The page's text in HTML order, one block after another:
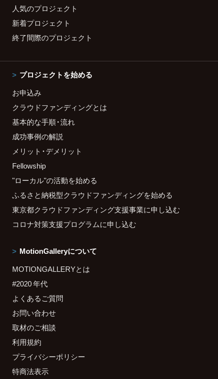
人気のプロジェクト
新着プロジェクト
終了間際のプロジェクト
プロジェクトを始める
お申込み
クラウドファンディングとは
基本的な手順・流れ
成功事例の解説
メリット・デメリット
Fellowship
"ローカル"の活動を始める
ふるさと納税型クラウドファンディングを始める
東京都クラウドファンディング支援事業に申し込む
コロナ対策支援プログラムに申し込む
MotionGalleryについて
MOTIONGALLERYとは
#2020 年代
よくあるご質問
お問い合わせ
取材のご相談
利用規約
プライバシーポリシー
特商法表示